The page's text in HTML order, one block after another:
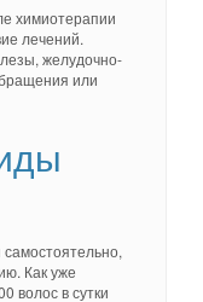
химиотерапии
лечений.
желудочно-
или
Как уже
волос в сутки